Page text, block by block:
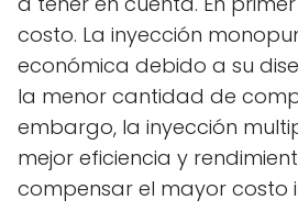
costo. La inyección
económica debido a su
la menor cantidad de
embargo, la inyección
mejor eficiencia y
compensar el mayor costo